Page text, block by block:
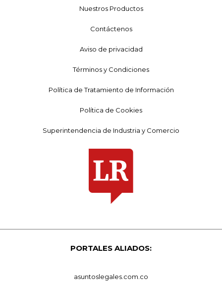
Nuestros Productos
Contáctenos
Aviso de privacidad
Términos y Condiciones
Política de Tratamiento de Información
Política de Cookies
Superintendencia de Industria y Comercio
PORTALES ALIADOS:
asuntoslegales.com.co